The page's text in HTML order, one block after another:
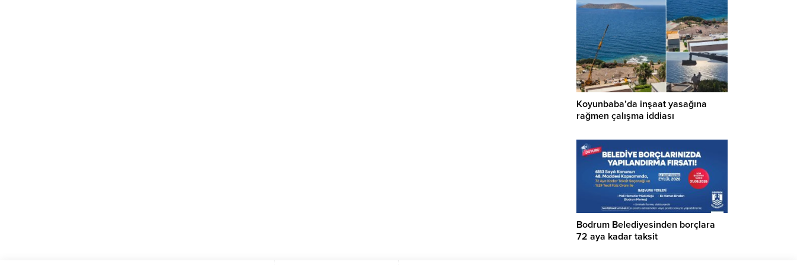
Koyunbaba’da inşaat yasağına
rağmen çalışma iddiası
Bodrum Belediyesinden borçlara
72 aya kadar taksit